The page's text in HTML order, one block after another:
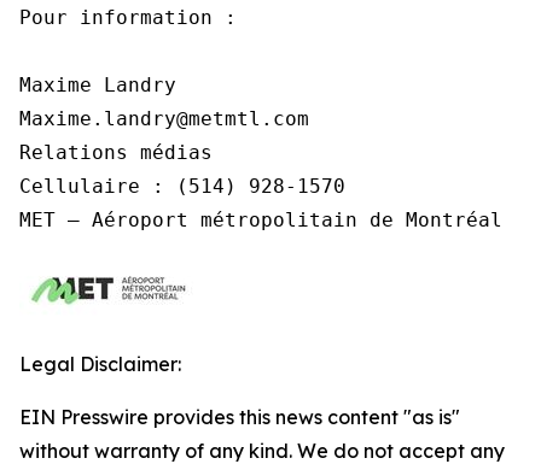
Pour information :
Maxime Landry
Maxime.landry@metmtl.com
Relations médias
Cellulaire : (514) 928-1570
MET – Aéroport métropolitain de Montréal
Legal Disclaimer:
EIN Presswire provides this news content "as is"
without warranty of any kind. We do not accept any